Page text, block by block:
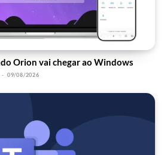
Orion vai chegar ao Windows
- 09/08/2026